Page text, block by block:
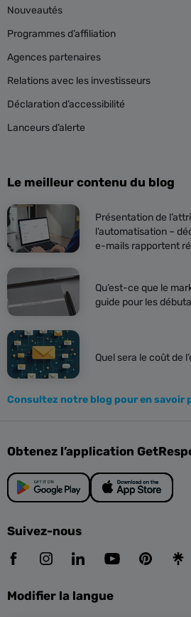
Nouveautés
Programmes d’affiliation
Agences partenaires
Relations avec les investisseurs
Déclaration d’accessibilité
Lanceurs d’alerte
Le meilleur contenu du blog
Présentation de
l’automatisation –
e-mails rapportent
Qu’est-ce que le
guide pour les
Quel sera le coût de
Consultez notre blog pour en savoir
Obtenez l’application
Suivez-nous
Modifier la langue